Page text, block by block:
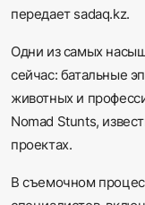
передает sadaq.kz.
Одни из самых
сейчас: батальные
животных и
Nomad Stunts,
проектах.
В съемочном